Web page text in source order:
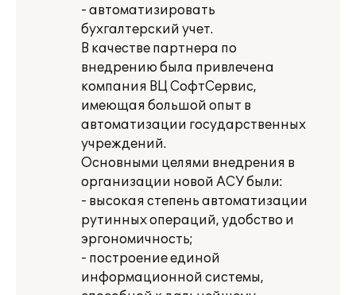
- автоматизировать
бухгалтерский учет.
В качестве партнера по
внедрению была привлечена
компания ВЦ СофтСервис,
имеющая большой опыт в
автоматизации государственных
учреждений.
Основными целями внедрения в
организации новой АСУ были:
- высокая степень автоматизации
рутинных операций, удобство и
эргономичность;
- построение единой
информационной системы,